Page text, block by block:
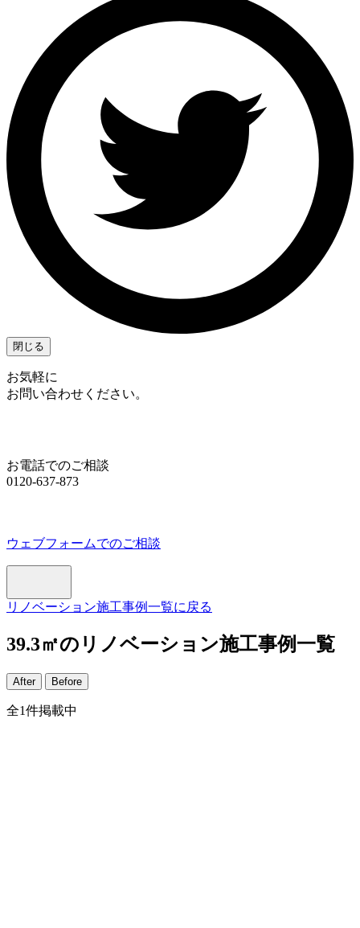
閉じる
お気軽に
お問い合わせください。
お電話でのご相談
0120-637-873
ウェブフォームでのご相談
リノベーション施工事例一覧に戻る
39.3㎡のリノベーション施工事例一覧
After Before
全1件掲載中